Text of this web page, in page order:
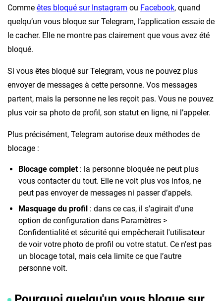
Comme êtes bloqué sur Instagram ou Facebook, quand
quelqu’un vous bloque sur Telegram, l’application essaie de
le cacher. Elle ne montre pas clairement que vous avez été
bloqué.
Si vous êtes bloqué sur Telegram, vous ne pouvez plus
envoyer de messages à cette personne. Vos messages
partent, mais la personne ne les reçoit pas. Vous ne pouvez
plus voir sa photo de profil, son statut en ligne, ni l’appeler.
Plus précisément, Telegram autorise deux méthodes de
blocage :
Blocage complet: la personne bloquée ne peut plus
vous contacter du tout. Elle ne voit plus vos infos, ne
peut pas envoyer de messages ni passer d’appels.
Masquage du profil : dans ce cas, il s'agirait d'une
option de configuration dans Paramètres >
Confidentialité et sécurité qui empêcherait l'utilisateur
de voir votre photo de profil ou votre statut. Ce n’est pas
un blocage total, mais cela limite ce que l’autre
personne voit.